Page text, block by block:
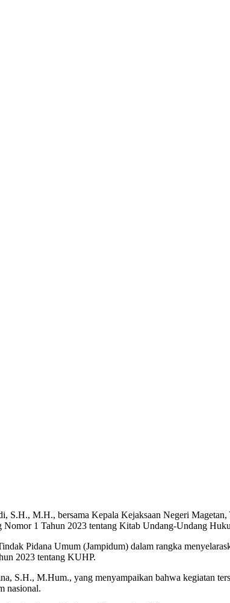
S.H., M.H., bersama Kepala Kejaksaan Negeri
1 Tahun 2023 tentang Kitab Undang-Undang
Pidana Umum (Jampidum) dalam rangka
2023 tentang KUHP.
S.H., M.Hum., yang menyampaikan bahwa kegiatan
nasional.